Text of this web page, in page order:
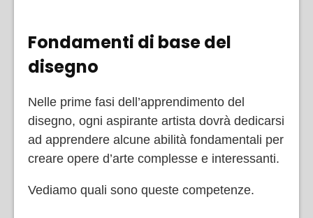
Fondamenti di base del
disegno
Nelle prime fasi dell’apprendimento del
disegno, ogni aspirante artista dovrà dedicarsi
ad apprendere alcune abilità fondamentali per
creare opere d’arte complesse e interessanti.
Vediamo quali sono queste competenze.